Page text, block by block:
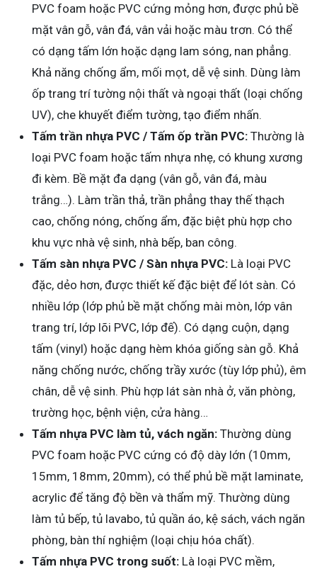
PVC foam hoặc PVC cứng mỏng hơn, được phủ bề
mặt vân gỗ, vân đá, vân vải hoặc màu trơn. Có thể
có dạng tấm lớn hoặc dạng lam sóng, nan phẳng.
Khả năng chống ẩm, mối mọt, dễ vệ sinh. Dùng làm
ốp trang trí tường nội thất và ngoại thất (loại chống
UV), che khuyết điểm tường, tạo điểm nhấn.
Tấm trần nhựa PVC / Tấm ốp trần PVC: Thường là
loại PVC foam hoặc tấm nhựa nhẹ, có khung xương
đi kèm. Bề mặt đa dạng (vân gỗ, vân đá, màu
trắng…). Làm trần thả, trần phẳng thay thế thạch
cao, chống nóng, chống ẩm, đặc biệt phù hợp cho
khu vực nhà vệ sinh, nhà bếp, ban công.
Tấm sàn nhựa PVC / Sàn nhựa PVC: Là loại PVC
đặc, dẻo hơn, được thiết kế đặc biệt để lót sàn. Có
nhiều lớp (lớp phủ bề mặt chống mài mòn, lớp vân
trang trí, lớp lõi PVC, lớp đế). Có dạng cuộn, dạng
tấm (vinyl) hoặc dạng hèm khóa giống sàn gỗ. Khả
năng chống nước, chống trầy xước (tùy lớp phủ), êm
chân, dễ vệ sinh. Phù hợp lát sàn nhà ở, văn phòng,
trường học, bệnh viện, cửa hàng…
Tấm nhựa PVC làm tủ, vách ngăn: Thường dùng
PVC foam hoặc PVC cứng có độ dày lớn (10mm,
15mm, 18mm, 20mm), có thể phủ bề mặt laminate,
acrylic để tăng độ bền và thẩm mỹ. Thường dùng
làm tủ bếp, tủ lavabo, tủ quần áo, kệ sách, vách ngăn
phòng, bàn thí nghiệm (loại chịu hóa chất).
Tấm nhựa PVC trong suốt: Là loại PVC mềm,